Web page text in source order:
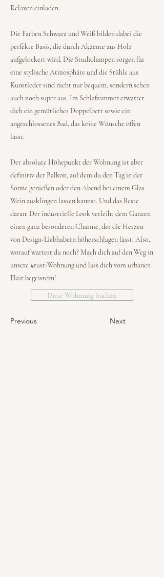
Relaxen einladen.
Die Farben Schwarz und Weiß bilden dabei die
perfekte Basis, die durch Akzente aus Holz
aufgelockert wird. Die Studiolampen sorgen für
eine stylische Atmosphäre und die Stühle aus
Kunstleder sind nicht nur bequem, sondern sehen
auch noch super aus. Im Schlafzimmer erwartet
dich ein gemütliches Doppelbett sowie ein
angeschlossenes Bad, das keine Wünsche offen
lässt.
Der absolute Höhepunkt der Wohnung ist aber
definitiv der Balkon, auf dem du den Tag in der
Sonne genießen oder den Abend bei einem Glas
Wein ausklingen lassen kannst. Und das Beste
daran: Der industrielle Look verleiht dem Ganzen
einen ganz besonderen Charme, der die Herzen
von Design-Liebhabern höherschlagen lässt. Also,
worauf wartest du noch? Mach dich auf den Weg in
unsere #rust-Wohnung und lass dich vom urbanen
Flair begeistern!
Diese Wohnung buchen
Previous Next